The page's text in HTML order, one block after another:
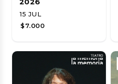
15 JUL
$7.000